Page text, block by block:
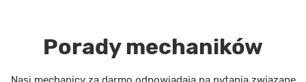
Porady mechaników